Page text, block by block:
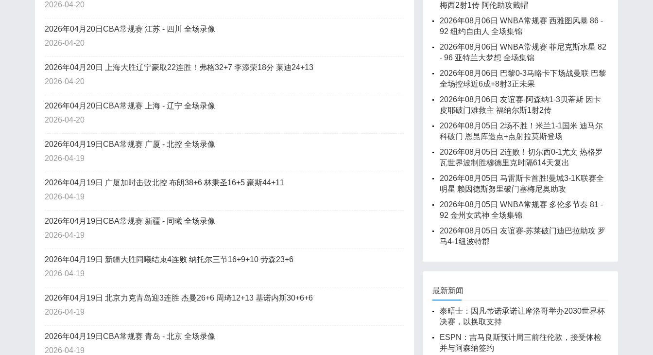
2026-04-20
2026年04月20日CBA常规赛 江苏 - 四川 全场录像
2026-04-20
2026年04月20日 上海大胜辽宁豪取22连胜！弗格32+7 李添荣18分 莱迪24+13
2026-04-20
2026年04月20日CBA常规赛 上海 - 辽宁 全场录像
2026-04-20
2026年04月19日CBA常规赛 广厦 - 北控 全场录像
2026-04-19
2026年04月19日 广厦加时击败北控 布朗38+6 林秉圣16+5 豪斯44+11
2026-04-19
2026年04月19日CBA常规赛 新疆 - 同曦 全场录像
2026-04-19
2026年04月19日 新疆大胜同曦结束4连败 纳托尔三节16+9+10 劳森23+6
2026-04-19
2026年04月19日 北京力克青岛迎3连胜 杰曼26+6 周琦12+13 基诺内斯30+6+6
2026-04-19
2026年04月19日CBA常规赛 青岛 - 北京 全场录像
2026-04-19
梅西2射1传 阿伦助攻戴帽
2026年08月06日 WNBA常规赛 西雅图风暴 86 -
92 纽约自由人 全场集锦
2026年08月06日 WNBA常规赛 菲尼克斯水星 82
- 96 亚特兰大梦想 全场集锦
2026年08月06日 巴黎0-3马略卡下场战曼联 巴黎
全场控球近6成+8射3正未果
2026年08月06日 友谊赛-阿森纳1-3贝蒂斯 因卡
皮耶破门难救主 福纳尔斯1射2传
2026年08月05日 2场不胜！米兰1-1国米 迪马尔
科破门 恩昆库造点+点射拉莫斯登场
2026年08月05日 2连败！切尔西0-1尤文 热格罗
瓦世界波制胜穆德里克时隔614天复出
2026年08月05日 马雷斯卡首胜!曼城3-1K联赛全
明星 赖因德斯努里破门塞梅尼奥助攻
2026年08月05日 WNBA常规赛 多伦多节奏 81 -
92 金州女武神 全场集锦
2026年08月05日 友谊赛-苏莱破门迪巴拉助攻 罗
马4-1纽波特郡
最新新闻
泰晤士：因凡蒂诺承诺让摩洛哥举办2030世界杯
决赛，以换取支持
ESPN：吉马良斯预计周三前往伦敦，接受体检
并与阿森纳签约